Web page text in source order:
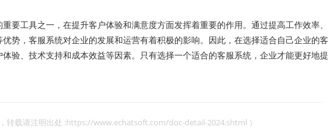
工具之一，在提升客户体验和满意度方面发挥着重要的作用。通过提高工作效率、
势，客服系统对企业的发展和运营有着积极的影响。因此，在选择适合自己企业的客
验、技术支持和成本效益等因素。只有选择一个适合的客服系统，企业才能更好地提
转载请注明出处 :https://www.echatsoft.com/doc-detail-2024.shtml ）